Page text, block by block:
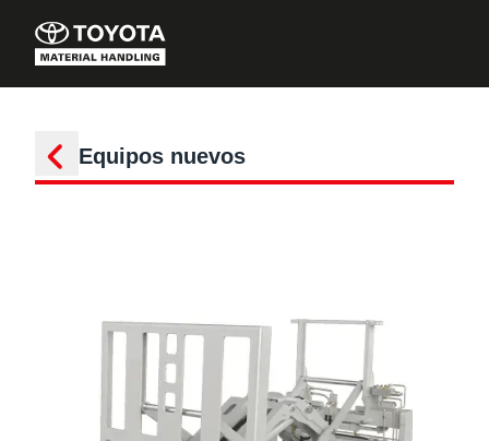
Equipos nuevos